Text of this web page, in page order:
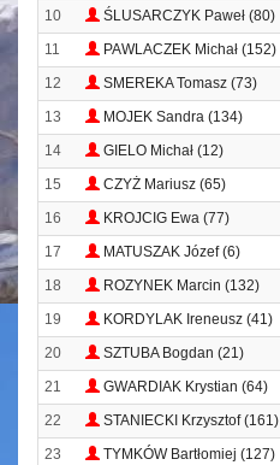
10 ŚLUSARCZYK Paweł (80)
11
PAWLACZEK Michał (152)
12
SMEREKA Tomasz (73)
13
MOJEK Sandra (134)
14
GIELO Michał (12)
15 CZYŻ Mariusz (65)
16
KROJCIG Ewa (77)
17
MATUSZAK Józef (6)
18 ROZYNEK Marcin (132)
19 KORDYLAK Ireneusz (41)
20 SZTUBA Bogdan (21)
21 GWARDIAK Krystian (64)
22 STANIECKI Krzysztof (161)
23 TYMKÓW Bartłomiej (127)